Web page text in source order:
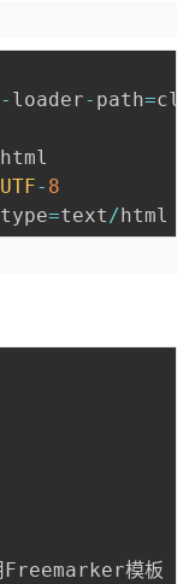
- loader- path=
html
UTF- 8
type=text/